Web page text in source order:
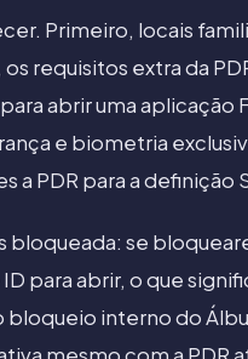
Primeiro, locais
requisitos extra da
abrir uma aplicação
e biometria
a PDR para a definição
se
para abrir, o que
bloqueio interno do